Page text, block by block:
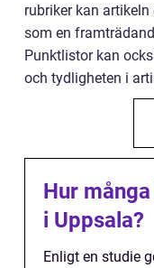
rubriker kan
som en
Punktlistor kan
och tydligheten i
Hur
i Uppsala?
Enligt en studie